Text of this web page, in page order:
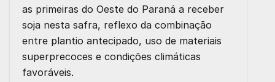
as primeiras do Oeste do Paraná a receber
soja nesta safra, reflexo da combinação
entre plantio antecipado, uso de materiais
superprecoces e condições climáticas
favoráveis.